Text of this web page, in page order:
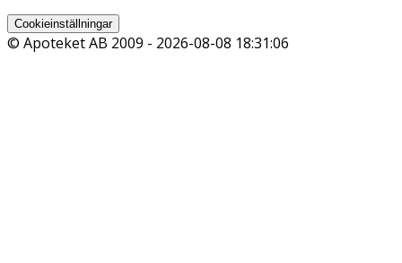
Cookieinställningar
© Apoteket AB 2009 - 2026-08-08 18:31:06